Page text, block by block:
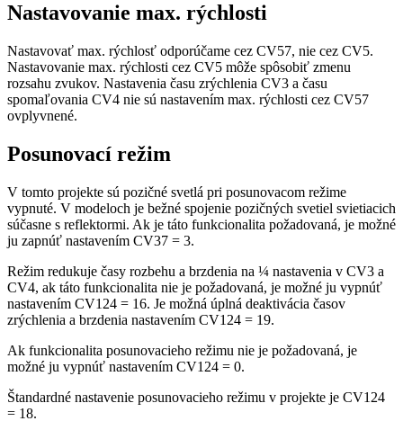
Nastavovanie max. rýchlosti
Nastavovať max. rýchlosť odporúčame cez CV57, nie cez CV5.
Nastavovanie max. rýchlosti cez CV5 môže spôsobiť zmenu
rozsahu zvukov. Nastavenia času zrýchlenia CV3 a času
spomaľovania CV4 nie sú nastavením max. rýchlosti cez CV57
ovplyvnené.
Posunovací režim
V tomto projekte sú pozičné svetlá pri posunovacom režime
vypnuté. V modeloch je bežné spojenie pozičných svetiel svietiacich
súčasne s reflektormi. Ak je táto funkcionalita požadovaná, je možné
ju zapnúť nastavením CV37 = 3.
Režim redukuje časy rozbehu a brzdenia na ¼ nastavenia v CV3 a
CV4, ak táto funkcionalita nie je požadovaná, je možné ju vypnúť
nastavením CV124 = 16. Je možná úplná deaktivácia časov
zrýchlenia a brzdenia nastavením CV124 = 19.
Ak funkcionalita posunovacieho režimu nie je požadovaná, je
možné ju vypnúť nastavením CV124 = 0.
Štandardné nastavenie posunovacieho režimu v projekte je CV124
= 18.